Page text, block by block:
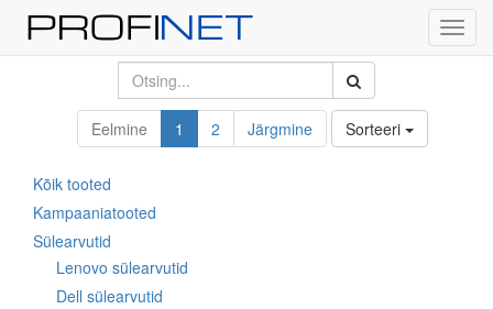
Eelmine 1 2 Järgmine Sorteeri
Kõik tooted
Kampaaniatooted
Sülearvutid
Lenovo sülearvutid
Dell sülearvutid